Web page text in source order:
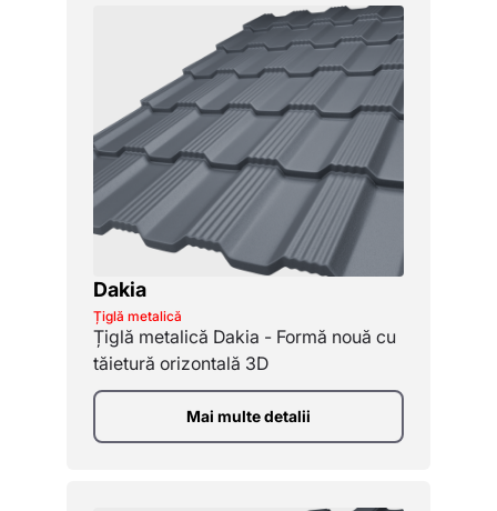
Dakia
Țiglă metalică
Țiglă metalică Dakia - Formă nouă cu
tăietură orizontală 3D
Mai multe detalii